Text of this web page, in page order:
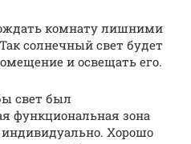
комнату лишними
солнечный свет будет
и освещать его.
свет был
функциональная зона
Хорошо